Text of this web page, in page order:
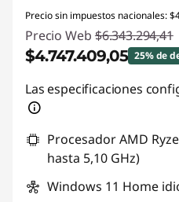
Precio sin impuestos nacionales:
Precio Web $6.343.294,41
$4.747.409,05 25% de
Descuento prod (inc
Las especificaciones
Procesador AMD
hasta 5,10 GHz)
Windows 11 Home